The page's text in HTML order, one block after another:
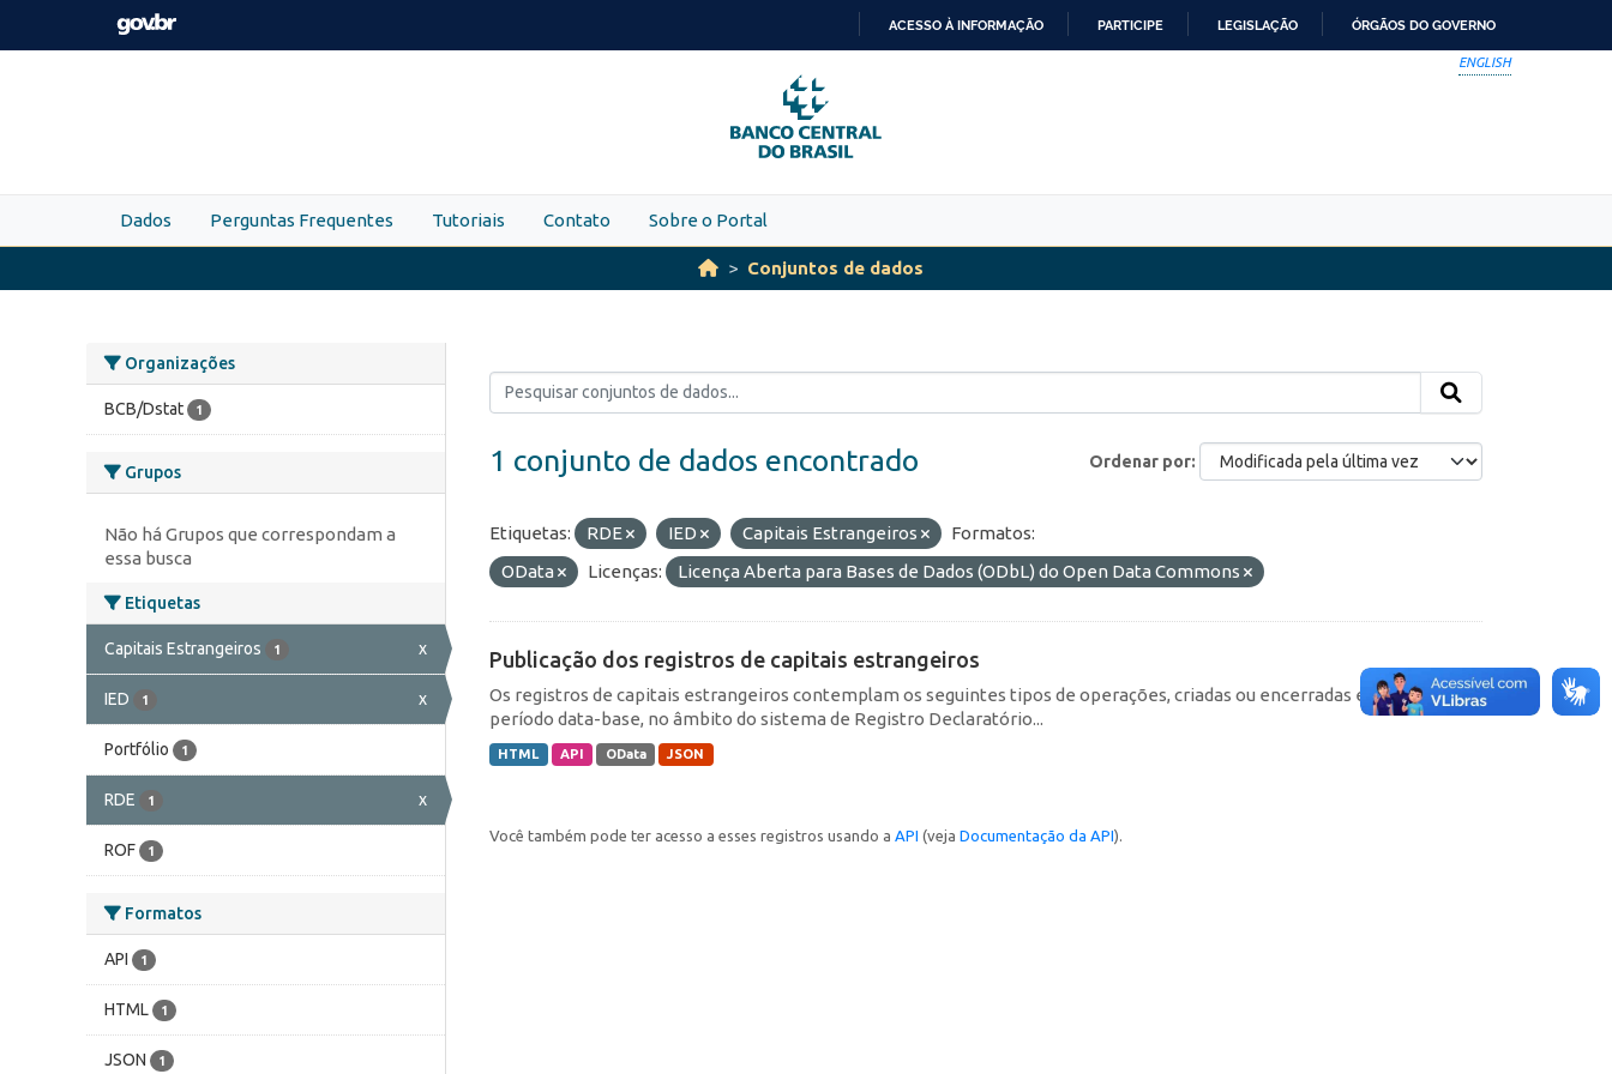
Skip to main content
PARA
O
CONTEÚDO
ACESSO À INFORMAÇÃO PARTICIPE LEGISLAÇÃO ÓRGÃOS DO GOVERNO
ENGLISH
Dados Perguntas Frequentes Tutoriais Contato Sobre o Portal
Conjuntos de dados
Organizações
BCB/Dstat 1
Grupos
Não há Grupos que correspondam a
essa busca
Etiquetas
Capitais Estrangeiros 1 x
IED 1 x
Portfólio 1
RDE 1 x
ROF 1
Formatos
API 1
HTML 1
JSON 1
Ordenar por
1 conjunto de dados encontrado
Etiquetas: RDE IED Capitais Estrangeiros
Formatos:
OData
Licenças: Licença Aberta para Bases de Dados (ODbL) do Open Data Commons
Publicação dos registros de capitais estrangeiros
Os registros de capitais estrangeiros contemplam os seguintes tipos de operações, criadas ou encerradas em cada
período data-base, no âmbito do sistema de Registro Declaratório...
HTML API OData JSON
Você também pode ter acesso a esses registros usando a API (veja Documentação da API).